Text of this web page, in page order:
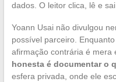
dados. O leitor clica, lê e
Yoann Usai não divulgou
possível parceiro.
afirmação contrária é mera
honesta é documentar o
esfera privada, onde ele